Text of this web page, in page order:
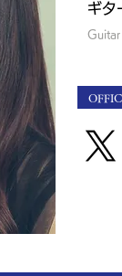
ギタ
Guitar